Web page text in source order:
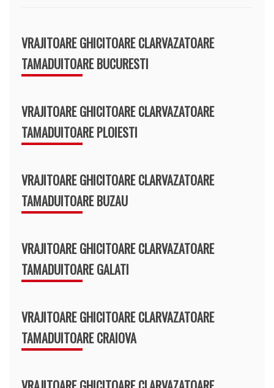
VRAJITOARE GHICITOARE CLARVAZATOARE
TAMADUITOARE BUCURESTI
VRAJITOARE GHICITOARE CLARVAZATOARE
TAMADUITOARE PLOIESTI
VRAJITOARE GHICITOARE CLARVAZATOARE
TAMADUITOARE BUZAU
VRAJITOARE GHICITOARE CLARVAZATOARE
TAMADUITOARE GALATI
VRAJITOARE GHICITOARE CLARVAZATOARE
TAMADUITOARE CRAIOVA